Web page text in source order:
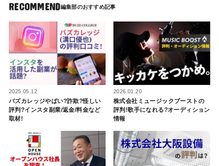
RECOMMEND
2025.05.12
バズカレッジやばい?詐欺?怪しい
評判?インスタ副業/返金/料金など
取材!
2026.01.20
株式会社ミュージックブーストの
評判!歌手になれる?オーディション
情報